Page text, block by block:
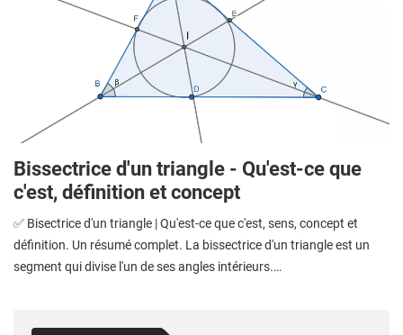
Bissectrice d'un triangle - Qu'est-ce que
c'est, définition et concept
✅ Bisectrice d'un triangle | Qu'est-ce que c'est, sens, concept et
définition. Un résumé complet. La bissectrice d'un triangle est un
segment qui divise l'un de ses angles intérieurs.…